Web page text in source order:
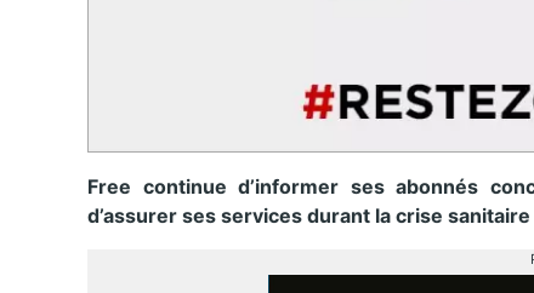
Free continue d’informer ses abonnés
d’assurer ses services durant la crise